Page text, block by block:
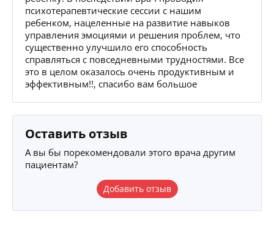
психотерапевтические сессии с нашим
ребенком, нацеленные на развитие навыков
управления эмоциями и решения проблем, что
существенно улучшило его способность
справляться с повседневными трудностями. Все
это в целом оказалось очень продуктивным и
эффективным!!, спасибо вам большое
Оставить отзыв
А вы бы порекомендовали этого врача другим
пациентам?
Добавить отзыв